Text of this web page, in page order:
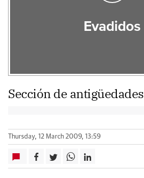
Evadidos
Sección de antigüedades
Thursday, 12 March 2009, 13:59